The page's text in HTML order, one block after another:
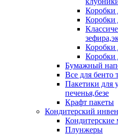
Коробки
Коробки
Коробки
Коробки
Бумажный
Все для бенто
Пакетики для
печенья,безе
Крафт пакеты
Кондитерский
Кондитерские
Плунжеры